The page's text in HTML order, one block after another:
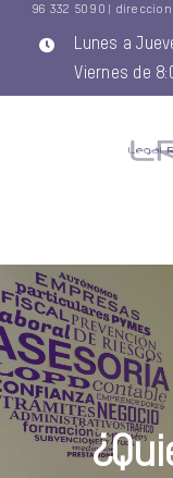
Saltar96 332 50 90
Lunes a
Viernes de